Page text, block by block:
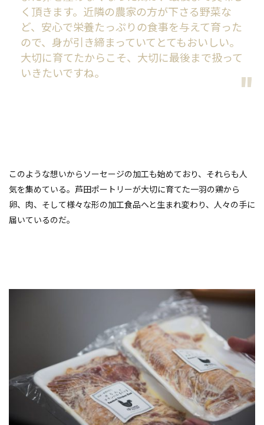
く頂きます。近隣の農家の方が下さる野菜な
ど、安心で栄養たっぷりの食事を与えて育った
ので、身が引き締まっていてとてもおいしい。
大切に育てたからこそ、大切に最後まで扱って
いきたいですね。
このような想いから ソーセージの加工も始めており、それらも人
気を集めている。 芦田ポートリーが大切に育てた一羽の鶏から
卵、肉、そして様々な形の加工食品へと生まれ変わり、人々の手に
届いているのだ。